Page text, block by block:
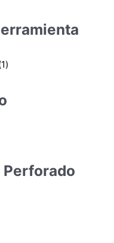
Perforado